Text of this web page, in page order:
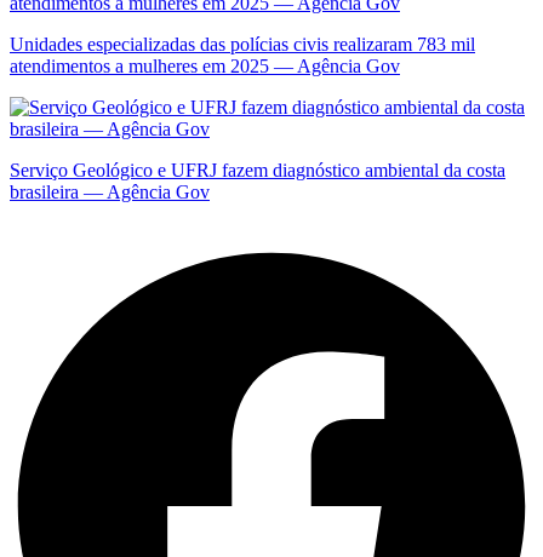
Unidades especializadas das polícias civis realizaram 783 mil
atendimentos a mulheres em 2025 — Agência Gov
Serviço Geológico e UFRJ fazem diagnóstico ambiental da costa
brasileira — Agência Gov